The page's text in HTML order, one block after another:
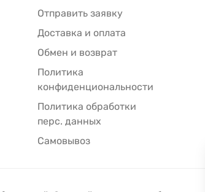
Отправить заявку
Доставка и оплата
Обмен и возврат
Политика
конфиденциональности
Политика обработки
перс. данных
Самовывоз